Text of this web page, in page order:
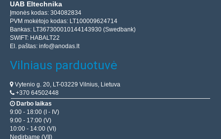
UAB Eltechnika
Įmonės kodas: 304082834
PVM mokėtojo kodas: LT100009624714
Bankas: LT367300010144143930 (Swedbank)
SWIFT: HABALT22
El. paštas: info@anodas.lt
Vilniaus parduotuvė
Vytenio g. 20, LT-03229 Vilnius, Lietuva
+370 64502448
Darbo laikas
9:00 - 18:00 (I - IV)
9:00 - 17:00 (V)
10:00 - 14:00 (VI)
Nedirbame (VII)